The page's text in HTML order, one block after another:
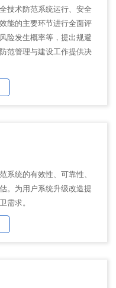
技术防范系统运行、安全
能的主要环节进行全面评
险发生概率等，提出规避
范管理与建设工作提供决
系统的有效性、可靠性、
。为用户系统升级改造提
需求。